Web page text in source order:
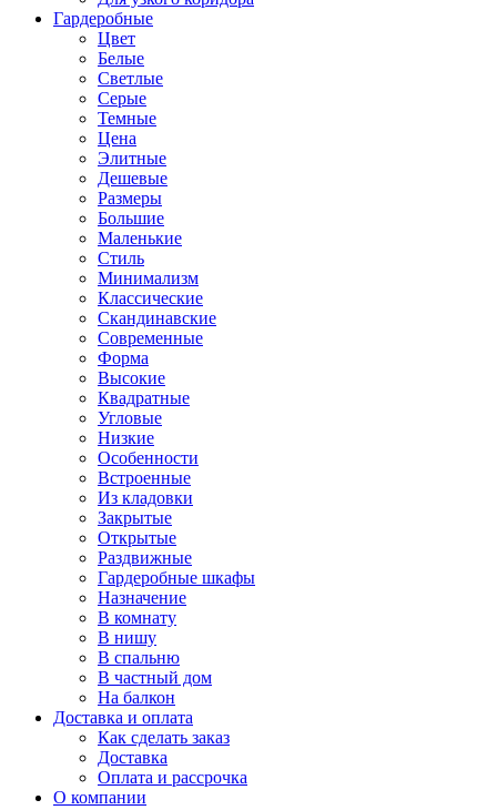
Гардеробные
Цвет
Белые
Светлые
Серые
Темные
Цена
Элитные
Дешевые
Размеры
Большие
Маленькие
Стиль
Минимализм
Классические
Скандинавские
Современные
Форма
Высокие
Квадратные
Угловые
Низкие
Особенности
Встроенные
Из кладовки
Закрытые
Открытые
Раздвижные
Гардеробные шкафы
Назначение
В комнату
В нишу
В спальню
В частный дом
На балкон
Доставка и оплата
Как сделать заказ
Доставка
Оплата и рассрочка
О компании